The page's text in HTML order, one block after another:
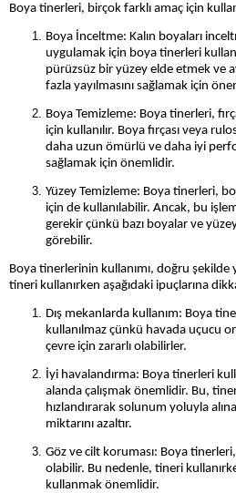
Boya tinerleri, birçok farklı amaç için
Boya İnceltme: Kalın boyaları
uygulamak için boya tinerleri
pürüzsüz bir yüzey elde etmek ve
fazla yayılmasını sağlamak için
Boya Temizleme: Boya tinerleri,
için kullanılır. Boya fırçası veya
daha uzun ömürlü ve daha iyi
sağlamak için önemlidir.
Yüzey Temizleme: Boya tinerleri,
için de kullanılabilir. Ancak, bu
gerekir çünkü bazı boyalar ve
görebilir.
Boya tinerlerinin kullanımı, doğru şekilde
tineri kullanırken aşağıdaki ipuçlarına
Dış mekanlarda kullanım: Boya
kullanılmaz çünkü havada uçucu
çevre için zararlı olabilirler.
İyi havalandırma: Boya tinerleri
alanda çalışmak önemlidir. Bu,
hızlandırarak solunum yoluyla
miktarını azaltır.
Göz ve cilt koruması: Boya
olabilir. Bu nedenle, tineri
kullanmak önemlidir.